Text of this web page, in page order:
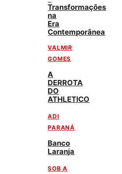
Transformações
na
Era
Contemporânea
VALMIR
GOMES
A
DERROTA
DO
ATHLETICO
ADI
PARANÁ
Banco
Laranja
SOB A